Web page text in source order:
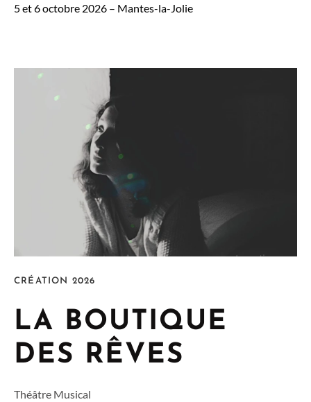
5 et 6 octobre 2026 – Mantes-la-Jolie
CRÉATION 2026
LA BOUTIQUE
DES RÊVES
Théâtre Musical